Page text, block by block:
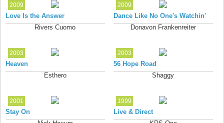
2009
Love Is the Answer
Rivers Cuomo
2009
Dance Like No One's Watchin'
Donavon Frankenreiter
2003
Heaven
Esthero
2003
56 Hope Road
Shaggy
2001
Stay On
1999
Live & Direct